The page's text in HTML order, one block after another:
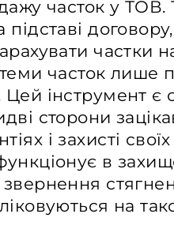
часток у ТОВ.
підставі
частки
часток лише
інструмент є
сторони
і захисті
в
на